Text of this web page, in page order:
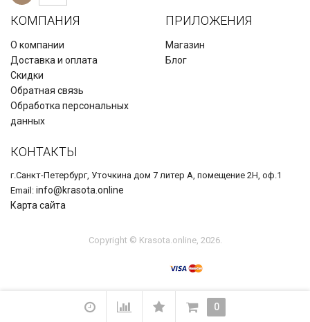
КОМПАНИЯ
О компании
Доставка и оплата
Скидки
Обратная связь
Обработка персональных
данных
ПРИЛОЖЕНИЯ
Магазин
Блог
КОНТАКТЫ
г.Санкт-Петербург, Уточкина дом 7 литер А, помещение 2Н, оф.1
Email: info@krasota.online
Карта сайта
Copyright © Krasota.online, 2026.
0